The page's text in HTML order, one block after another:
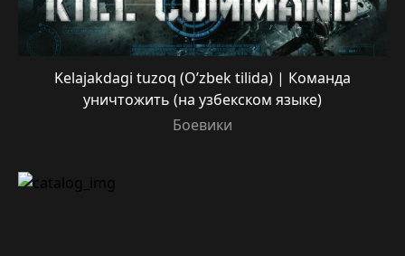
Kelajakdagi tuzoq (O’zbek tilida) | Команда
уничтожить (на узбекском языке)
Боевики